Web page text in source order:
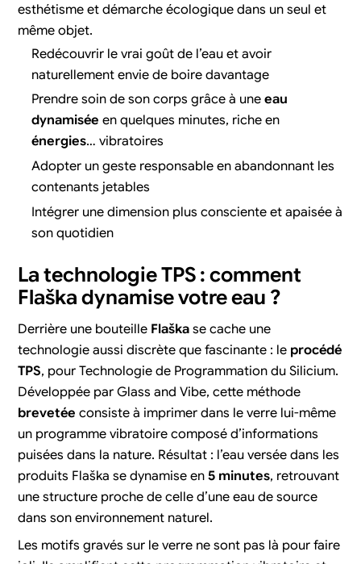
esthétisme et démarche écologique dans un seul et
même objet.
Redécouvrir le vrai goût de l’eau et avoir
naturellement envie de boire davantage
Prendre soin de son corps grâce à uneeau
dynamisée en quelques minutes, riche en
énergies… vibratoires
Adopter un geste responsable en abandonnant les
contenants jetables
Intégrer une dimension plus consciente et apaisée à
son quotidien
La technologie TPS : comment
Flaška dynamisevotre eau ?
Derrière une bouteille Flaška se cache une
technologie aussi discrète que fascinante : le procédé
TPS, pour Technologie de Programmation du Silicium.
Développée par Glass and Vibe, cette méthode
brevetée consiste à imprimer dans le verre lui-même
un programme vibratoire composé d’informations
puisées dans la nature. Résultat : l’eau versée dans les
produits Flaška se dynamise en5 minutes, retrouvant
une structure proche de celle d’une eau de source
dans son environnement naturel.
Les motifs gravés sur le verre ne sont pas là pour faire